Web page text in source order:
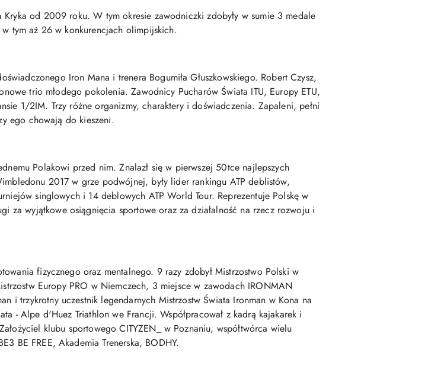
Kryka od 2009 roku. W tym okresie zawodniczki zdobyły w sumie 3 medale
tym aż 26 w konkurencjach olimpijskich.
Iron Mana i trenera Bogumiła Głuszkowskiego. Robert Czysz,
trio młodego pokolenia. Zawodnicy Pucharów Świata ITU, Europy ETU,
1/2IM. Trzy różne organizmy, charaktery i doświadczenia. Zapaleni, pełni
ego chowają do kieszeni.
Polakowi przed nim. Znalazł się w pierwszej 50tce najlepszych
2017 w grze podwójnej, były lider rankingu ATP deblistów,
singlowych i 14 deblowych ATP World Tour. Reprezentuje Polskę w
za wyjątkowe osiągnięcia sportowe oraz za działalność na rzecz rozwoju i
fizycznego oraz mentalnego. 9 razy zdobył Mistrzostwo Polski w
Europy PRO w Niemczech, 3 miejsce w zawodach IRONMAN
i trzykrotny uczestnik legendarnych Mistrzostw Świata Ironman w Kona na
- Alpe d'Huez Triathlon we Francji. Współpracował z kadrą kajakarek i
klubu sportowego CITYZEN_ w Poznaniu, współtwórca wielu
BE FREE, Akademia Trenerska, BODHY.